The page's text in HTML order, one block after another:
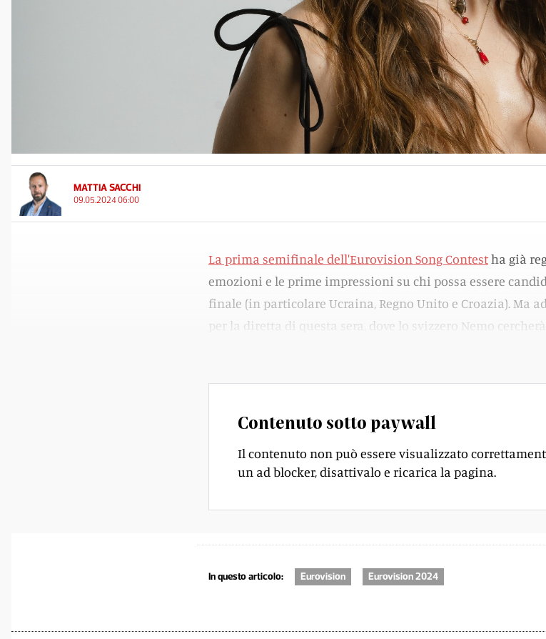
MATTIA SACCHI
09.05.2024 06:00
La prima semifinale dell'Eurovision Song Contestha già
emozioni e le prime impressioni su chi possa essere
finale (in particolare Ucraina, Regno Unito e Croazia). Ma
per la diretta di questa sera, dove lo svizzero Nemo
Contenuto sotto paywall
Il contenuto non può essere visualizzato
un ad blocker, disattivalo e ricarica la pagina.
In questo articolo: Eurovision Eurovision 2024